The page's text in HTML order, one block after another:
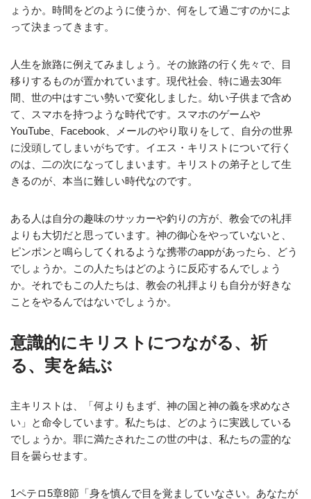
ょうか。時間をどのように使うか、何をして過ごすのかによ
って決まってきます。
人生を旅路に例えてみましょう。その旅路の行く先々で、目
移りするものが置かれています。現代社会、特に過去30年
間、世の中はすごい勢いで変化しました。幼い子供まで含め
て、スマホを持つような時代です。スマホのゲームや
YouTube、Facebook、メールのやり取りをして、自分の世界
に没頭してしまいがちです。イエス・キリストについて行く
のは、二の次になってしまいます。キリストの弟子として生
きるのが、本当に難しい時代なのです。
ある人は自分の趣味のサッカーや釣りの方が、教会での礼拝
よりも大切だと思っています。神の御心をやっていないと、
ピンポンと鳴らしてくれるような携帯のappがあったら、どう
でしょうか。この人たちはどのように反応するんでしょう
か。それでもこの人たちは、教会の礼拝よりも自分が好きな
ことをやるんではないでしょうか。
意識的にキリストにつながる、祈
る、実を結ぶ
主キリストは、「何よりもまず、神の国と神の義を求めなさ
い」と命令しています。私たちは、どのように実践している
でしょうか。罪に満たされたこの世の中は、私たちの霊的な
目を曇らせます。
1ペテロ5章8節「身を慎んで目を覚ましていなさい。あなたが